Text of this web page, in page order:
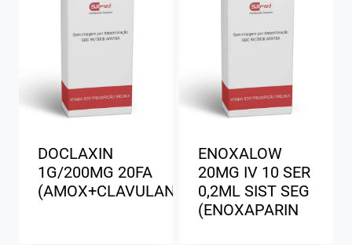
DOCLAXIN
1G/200MG 20FA
(AMOX+CLAVULANATO)
ENOXALOW
20MG IV 10 SER
0,2ML SIST SEG
(ENOXAPARIN